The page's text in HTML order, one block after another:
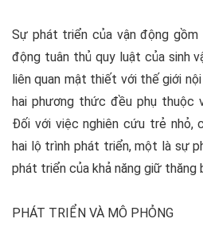
Sự phát triển của vận động
động tuân thủ quy luật của sinh
liên quan mật thiết với thế giới
hai phương thức đều phụ thuộc
Đối với việc nghiên cứu trẻ nhỏ,
hai lộ trình phát triển, một là sự
phát triển của khả năng giữ thăng
PHÁT TRIỂN VÀ MÔ PHỎNG